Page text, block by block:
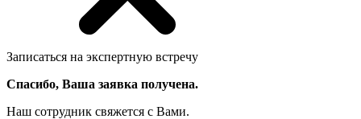
Записаться на экспертную встречу
Спасибо, Ваша заявка получена.
Наш сотрудник свяжется с Вами.